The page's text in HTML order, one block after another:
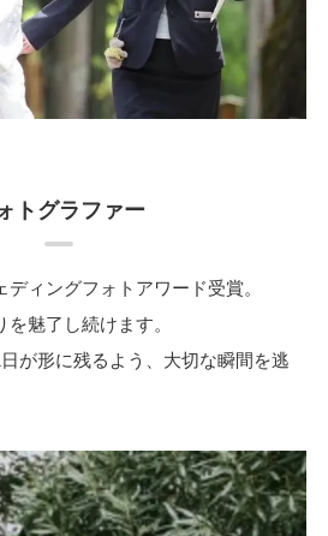
トグラファー
ィングフォトアワード受賞。
魅了し続けます。
が形に残るよう、大切な瞬間を逃